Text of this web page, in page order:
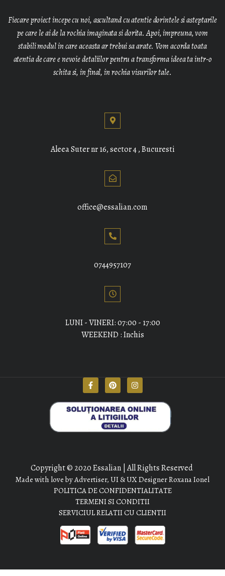
Fiecare proiect incepe cu noi, ascultand cu atentie dorintele si asteptarile
pe care le ai de la rochia imaginata si dorita. Apoi, impreuna, vom
stabili modul in care aceasta ar trebui sa arate. Vom acorda toata
atentia de care e nevoie detaliilor pentru a transforma ideea ta intr-o
schita si, in final, in rochia visurilor tale.
Aleea Suter nr 16, sector 4 , Bucuresti
office@essalian.com
0744957107
LUNI - VINERI: 07:00 - 17:00
WEEKEND : Inchis
Copyright © 2020 Essalian | All Rights Reserved
Made with love by Advertiser, UI & UX Designer Roxana Ionel
POLITICA DE CONFIDENTIALITATE
TERMENI SI CONDITII
SERVICIUL RELATII CU CLIENTII